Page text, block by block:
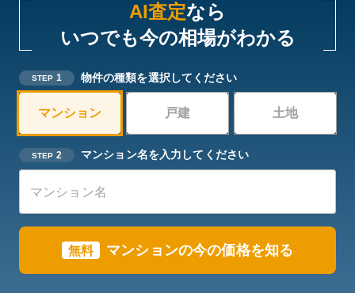
AI査定なら
いつでも今の相場がわかる
STEP 1 物件の種類を選択してください
マンション 戸建 土地
STEP 2 マンション名を入力してください
無料 マンションの今の価格を知る